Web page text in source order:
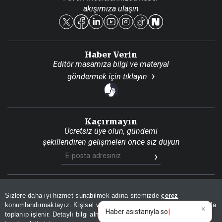
Sizlere daha iyi hizmet sunabilmek adına sitemizdeçerez
konumlandırmaktayız. Kişisel verileriniz, KVKK ve GDPR kapsamında
toplanıp işlenir. Detaylı bilgi almak içinAydınlatma Metnimizi
Reklam Ver
akışımıza ulaşın
Haber Verin
Editör masamıza bilgi ve materyal
göndermek için tıklayın
Kaçırmayın
Ücretsiz üye olun, gündemi
şekillendiren gelişmeleri önce siz duyun
Son DakikaSite HaritasıRSSKVKK Aydınlatma Metni
Gizlilik PolitikasıÇerez Politikası
×
Haber